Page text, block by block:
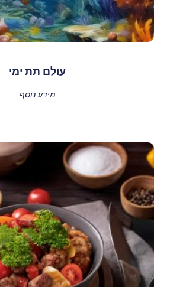
עולם תת ימי
מידע נוסף